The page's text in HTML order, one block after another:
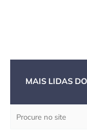
MAIS LIDAS